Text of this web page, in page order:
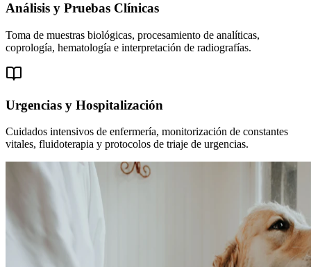
Análisis y Pruebas Clínicas
Toma de muestras biológicas, procesamiento de analíticas,
coprología, hematología e interpretación de radiografías.
Urgencias y Hospitalización
Cuidados intensivos de enfermería, monitorización de constantes
vitales, fluidoterapia y protocolos de triaje de urgencias.